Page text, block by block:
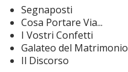
Segnaposti
Cosa Portare Via...
I Vostri Confetti
Galateo del Matrimonio
Il Discorso